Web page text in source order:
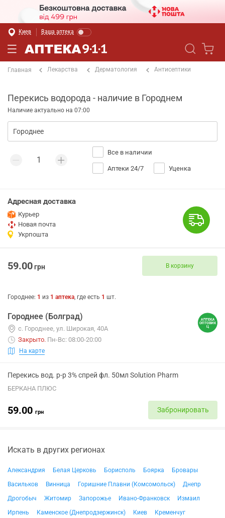
Киев Ваша аптека
Главная Лекарства Дерматология Антисептики
Перекись водорода - наличие в Городнем
Наличие актуально на 07:00
Все в наличии
Аптеки 24/7 Уценка
Адресная доставка
Курьер
Новая почта
Укрпошта
59.00грн В корзину
Городнее: 1 из 1 аптека, где есть 1 шт.
Городнее (Болград)
с. Городнее, ул. Широкая, 40А
Закрыто. Пн-Вс: 08:00-20:00
На карте
Перекись вод. р-р 3% спрей фл. 50мл Solution Pharm
БЕРКАНА ПЛЮС
59.00 грн Забронировать
Искать в других регионах
Александрия Белая Церковь Борисполь Боярка
Бровары
Васильков
Винница Горишние Плавни (Комсомольск)
Днепр
Дрогобыч
Житомир Запорожье Ивано-Франковск
Измаил
Ирпень
Каменское (Днепродзержинск) Киев
Кременчуг